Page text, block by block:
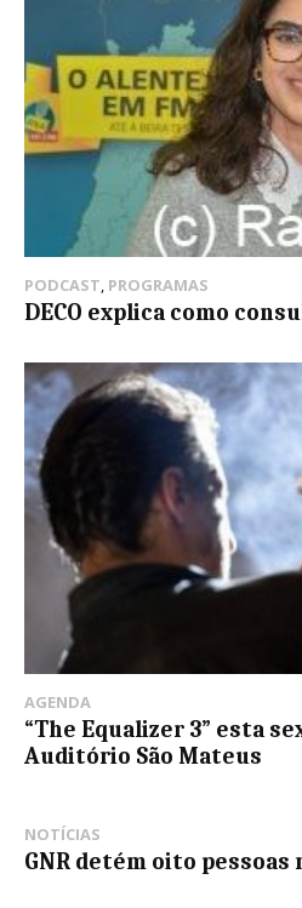
PODCAST, PROGRAMAS
DECO explica como
AGENDA
“The Equalizer 3” esta
Auditório São Mateus
NOTÍCIAS
GNR detém oito pessoas